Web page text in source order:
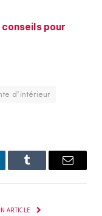
pour
d'intérieur
Tumblr
E-
ARTICLE